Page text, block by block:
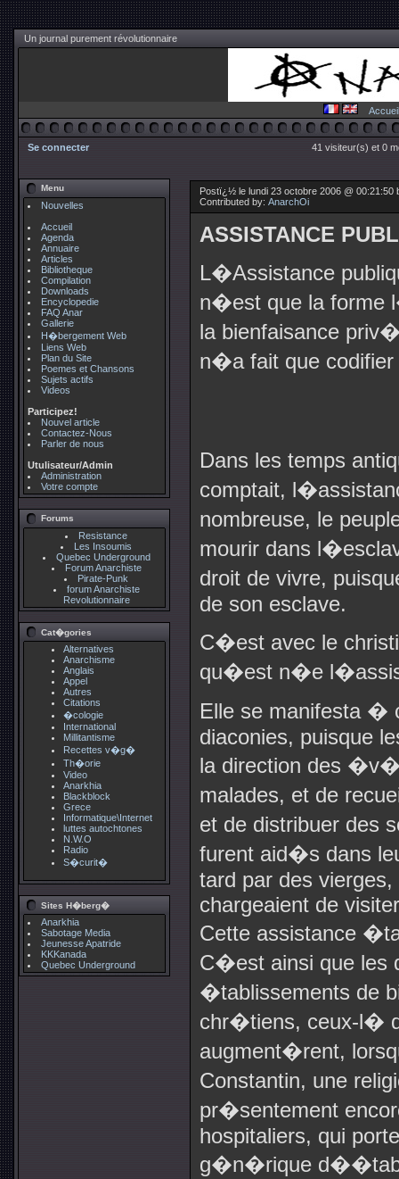
Un journal purement révolutionnaire
Accueil
Se connecter 41 visiteur(s) et 0
Menu
Nouvelles
Accueil
Agenda
Annuaire
Articles
Bibliotheque
Compilation
Downloads
Encyclopedie
FAQ Anar
Gallerie
H�bergement Web
Liens Web
Plan du Site
Poemes et Chansons
Sujets actifs
Videos
Participez!
Nouvel article
Contactez-Nous
Parler de nous
Utulisateur/Admin
Administration
Votre compte
Forums
Resistance
Les Insoumis
Quebec Underground
Forum Anarchiste
Pirate-Punk
forum Anarchiste
Revolutionnaire
Cat�gories
Alternatives
Anarchisme
Anglais
Appel
Autres
Citations
�cologie
International
Millitantisme
Recettes v�g�
Th�orie
Video
Anarkhia
Blackblock
Grece
Informatique\Internet
luttes autochtones
N.W.O
Radio
S�curit�
Sites H�berg�
Anarkhia
Sabotage Media
Jeunesse Apatride
KKKanada
Quebec Underground
Postï¿½ le lundi 23 octobre 2006 @ 00:21:50
Contributed by: AnarchOi
ASSISTANCE
L�Assistance
n�est que la forme
la bienfaisance
n�a fait que codifier
Dans les temps
comptait,
nombreuse, le
mourir dans
droit de vivre,
de son esclave.
C�est avec le
qu�est n�e
Elle se manifesta �
diaconies, puisque
la direction des
malades, et de
et de distribuer des
furent aid�s dans
tard par des
chargeaient de
Cette assistance
C�est ainsi que les
�tablissements de
chr�tiens, ceux-l�
augment�rent,
Constantin, une
pr�sentement
hospitaliers, qui
g�n�rique